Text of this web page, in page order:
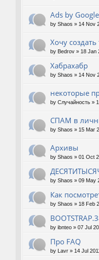
Ads by Google
by Shaos » 14 Nov
Хочу
by Bedrov » 18 Jan
Хабрахабр
by Shaos » 14 Nov
некоторые
by Случайность »
СПАМ в
by Shaos » 15 Mar
Архивы
by Shaos » 01 Oct
by Shaos » 09 May
Как
by Shaos » 18 Feb
by ibnteo » 07 Jul
Про FAQ
by Lavr » 14 Jul